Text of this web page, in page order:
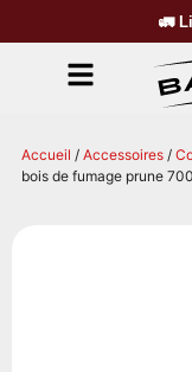
🚛
Accueil / Accessoires /
bois de fumage prune